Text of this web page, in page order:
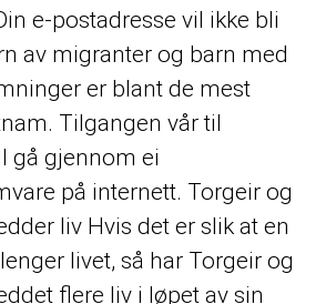
e-postadresse vil ikke bli
av migranter og barn med
er blant de mest
Tilgangen vår til
gå gjennom ei
på internett. Torgeir og
liv Hvis det er slik at en
livet, så har Torgeir og
flere liv i løpet av sin